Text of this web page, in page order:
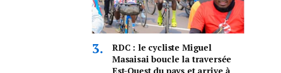
RDC : le cycliste Miguel
Masaisai boucle la traversée
Est-Ouest du pays et arrive à